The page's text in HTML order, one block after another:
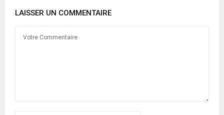
LAISSER UN COMMENTAIRE